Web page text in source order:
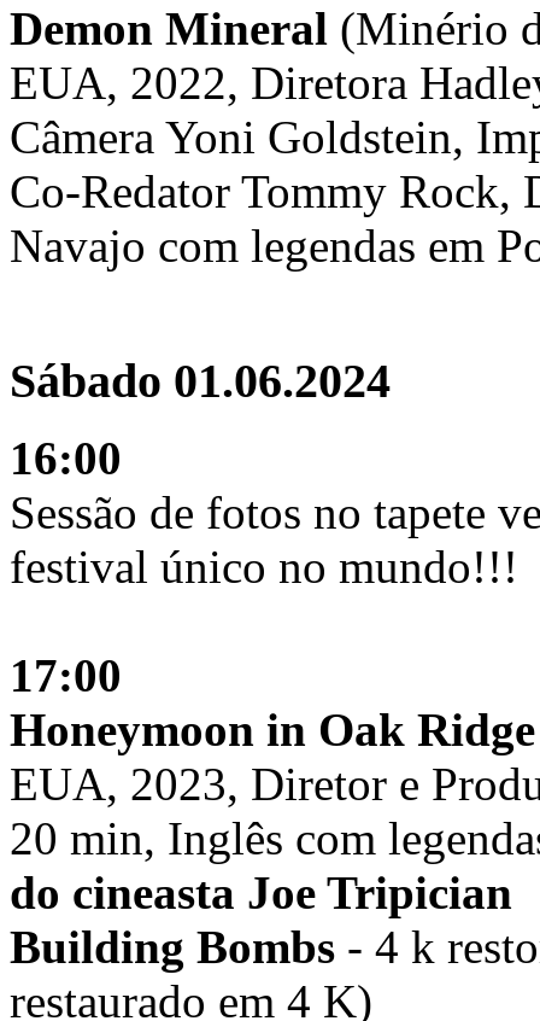
Demon Mineral (Minério
EUA, 2022, Diretora
Câmera Yoni Goldstein,
Co-Redator Tommy Rock,
Navajo com legendas em
Sábado 01.06.2024
16:00
Sessão de fotos no tapete
festival único no mundo!!!
17:00
Honeymoon in Oak Ridge
EUA, 2023, Diretor e
20 min, Inglês com
do cineasta Joe Tripician
Building Bombs - 4 k
restaurado em 4 K)